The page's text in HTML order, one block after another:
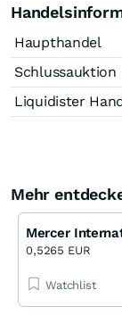
Haupthandel
Schlussauktion
Liquidister
Mehr
Mercer
0,5265 EUR
Watchlist